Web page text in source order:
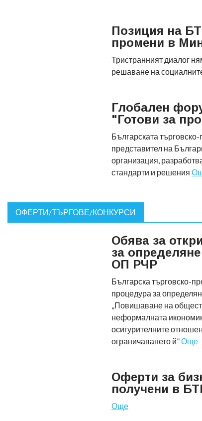
Позиция на
промени в
Тристранният диалог
решаване на
Глобален
"Готови за
Българската
представител на
организация,
стандарти и решения
ОФЕРТИ/ТЪРГОВЕ/КОНКУРСИ
Обява за
за
ОП РЧР
Българска търговско-
процедура за
„Повишаване на
неформалната
осигурителните
ограничаването й”Още
Оферти за
получени в
Още